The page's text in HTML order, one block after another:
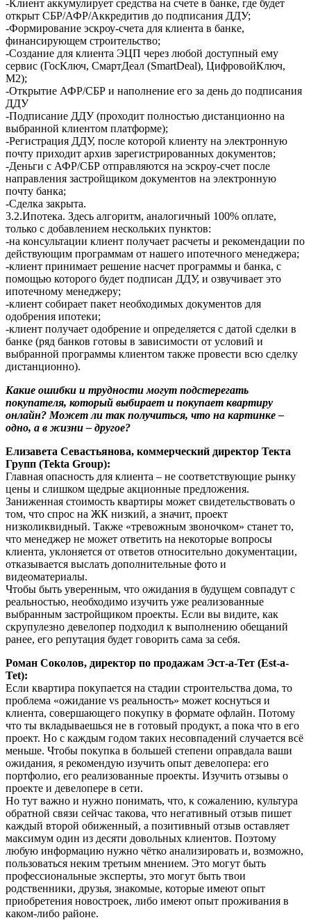
-Клиент аккумулирует средства на счете в банке, где будет
открыт СБР/АФР/Аккредитив до подписания ДДУ;
-Формирование эскроу-счета для клиента в банке,
финансирующем строительство;
-Создание для клиента ЭЦП через любой доступный ему
сервис (ГосКлюч, СмартДеал (SmartDeal), ЦифровойКлюч,
М2);
-Открытие АФР/СБР и наполнение его за день до подписания
ДДУ
-Подписание ДДУ (проходит полностью дистанционно на
выбранной клиентом платформе);
-Регистрация ДДУ, после которой клиенту на электронную
почту приходит архив зарегистрированных документов;
-Деньги с АФР/СБР отправляются на эскроу-счет после
направления застройщиком документов на электронную
почту банка;
-Сделка закрыта.
3.2.Ипотека. Здесь алгоритм, аналогичный 100% оплате,
только с добавлением нескольких пунктов:
-на консультации клиент получает расчеты и рекомендации по
действующим программам от нашего ипотечного менеджера;
-клиент принимает решение насчет программы и банка, с
помощью которого будет подписан ДДУ, и озвучивает это
ипотечному менеджеру;
-клиент собирает пакет необходимых документов для
одобрения ипотеки;
-клиент получает одобрение и определяется с датой сделки в
банке (ряд банков готовы в зависимости от условий и
выбранной программы клиентом также провести всю сделку
дистанционно).
Какие ошибки и трудности могут подстерегать
покупателя, который выбирает и покупает квартиру
онлайн? Может ли так получиться, что на картинке –
одно, а в жизни – другое?
Елизавета Севастьянова, коммерческий директор Текта
Групп (Tekta Group):
Главная опасность для клиента – не соответствующие рынку
цены и слишком щедрые акционные предложения.
Заниженная стоимость квартиры может свидетельствовать о
том, что спрос на ЖК низкий, а значит, проект
низколиквидный. Также «тревожным звоночком» станет то,
что менеджер не может ответить на некоторые вопросы
клиента, уклоняется от ответов относительно документации,
отказывается выслать дополнительные фото и
видеоматериалы.
Чтобы быть уверенным, что ожидания в будущем совпадут с
реальностью, необходимо изучить уже реализованные
выбранным застройщиком проекты. Если вы видите, как
скрупулезно девелопер подходил к выполнению обещаний
ранее, его репутация будет говорить сама за себя.
Роман Соколов, директор по продажам Эст-а-Тет (Est-a-
Tet):
Если квартира покупается на стадии строительства дома, то
проблема «ожидание vs реальность» может коснуться и
клиента, совершающего покупку в формате офлайн. Потому
что ты вкладываешься не в готовый продукт, а пока что в его
проект. Но с каждым годом таких несовпадений случается всё
меньше. Чтобы покупка в большей степени оправдала ваши
ожидания, я рекомендую изучить опыт девелопера: его
портфолио, его реализованные проекты. Изучить отзывы о
проекте и девелопере в сети.
Но тут важно и нужно понимать, что, к сожалению, культура
обратной связи сейчас такова, что негативный отзыв пишет
каждый второй обиженный, а позитивный отзыв оставляет
максимум один из десяти довольных клиентов. Поэтому
любую информацию нужно чётко анализировать и, возможно,
пользоваться неким третьим мнением. Это могут быть
профессиональные эксперты, это могут быть твои
родственники, друзья, знакомые, которые имеют опыт
приобретения новостроек, либо имеют опыт проживания в
каком-либо районе.